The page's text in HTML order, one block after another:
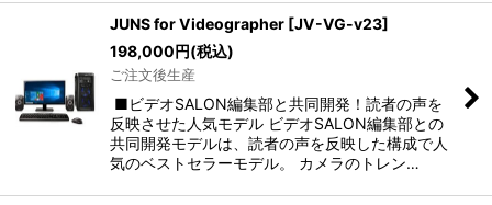
JUNS for Videographer [JV-VG-v23]
198,000円(税込)
ご注文後生産
■ビデオSALON編集部と共同開発！読者の声を
反映させた人気モデル ビデオSALON編集部との
共同開発モデルは、読者の声を反映した構成で人
気のベストセラーモデル。 カメラのトレン…